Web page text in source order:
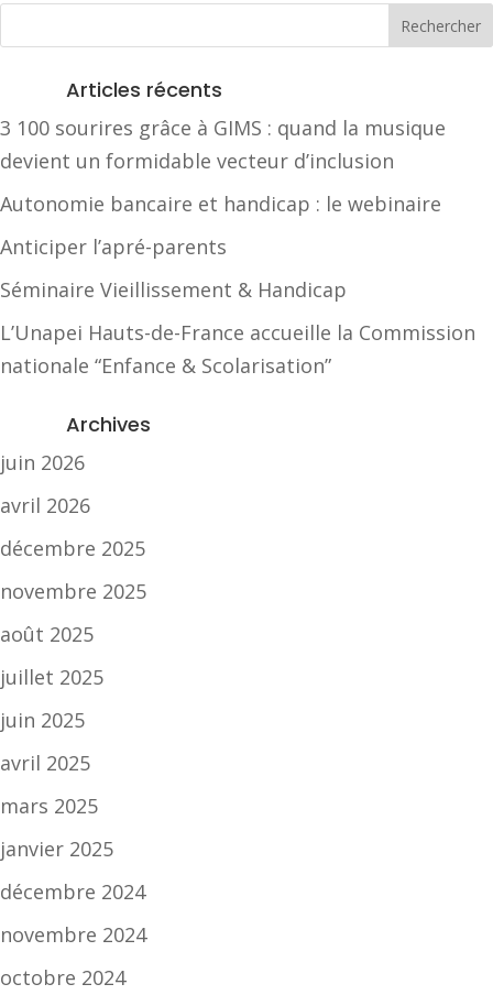
Articles récents
3 100 sourires grâce à GIMS : quand la musique
devient un formidable vecteur d’inclusion
Autonomie bancaire et handicap : le webinaire
Anticiper l’apré-parents
Séminaire Vieillissement & Handicap
L’Unapei Hauts-de-France accueille la Commission
nationale “Enfance & Scolarisation”
Archives
juin 2026
avril 2026
décembre 2025
novembre 2025
août 2025
juillet 2025
juin 2025
avril 2025
mars 2025
janvier 2025
décembre 2024
novembre 2024
octobre 2024